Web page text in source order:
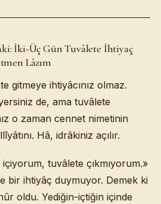
İki-Üç Gün Tuvâlete İhtiyaç
Lâzım
gitmeye ihtiyâcınız olmaz.
de, ama tuvâlete
o zaman cennet nimetinin
Hâ, idrâkiniz açılır.
tuvâlete çıkmıyorum.»
bir ihtiyâç duymuyor. Demek ki
oldu. Yediğin-içtiğin içinde